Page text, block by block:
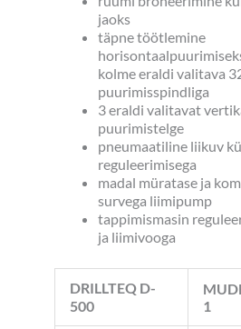
jaoks
täpne töötlemine
kolme eraldi valitava
puurimisspindliga
3 eraldi valitavat
puurimistelge
pneumaatiline liikuv
reguleerimisega
madal müratase ja
survega liimipump
tappimismasin
ja liimivooga
DRILLTEQ D-
500
1